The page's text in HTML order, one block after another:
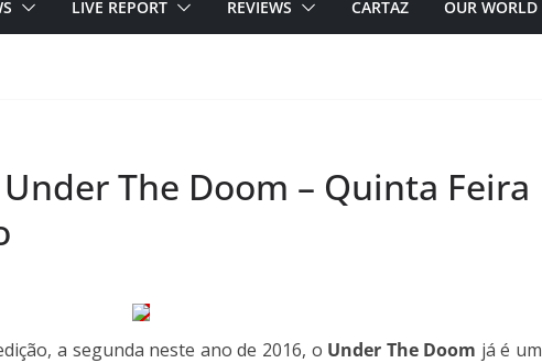
LIVE REPORT REVIEWS CARTAZ OUR WORLD
The Doom – Quinta Feira
a segunda neste ano de 2016, o Under The Doom já é um